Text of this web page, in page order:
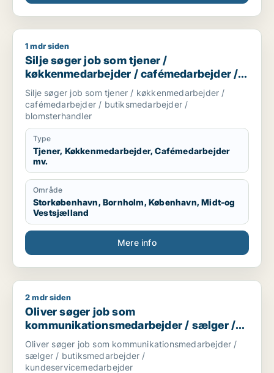
Silje søger job som tjener / køkkenmedarbejder /
1 mdr siden
Silje søger job som tjener /
køkkenmedarbejder / cafémedarbejder /
butiksmedarbejder / blomsterhandler
Silje søger job som tjener / køkkenmedarbejder /
cafémedarbejder / butiksmedarbejder /
blomsterhandler
Type
Tjener, Køkkenmedarbejder, Cafémedarbejder
mv.
Område
Storkøbenhavn, Bornholm, København, Midt-og
Vestsjælland
Mere info
Oliver søger job som kommunikationsmedarbejder /
2 mdr siden
Oliver søger job som
kommunikationsmedarbejder / sælger /
butiksmedarbejder /
kundeservicemedarbejder
Oliver søger job som kommunikationsmedarbejder /
sælger / butiksmedarbejder /
kundeservicemedarbejder